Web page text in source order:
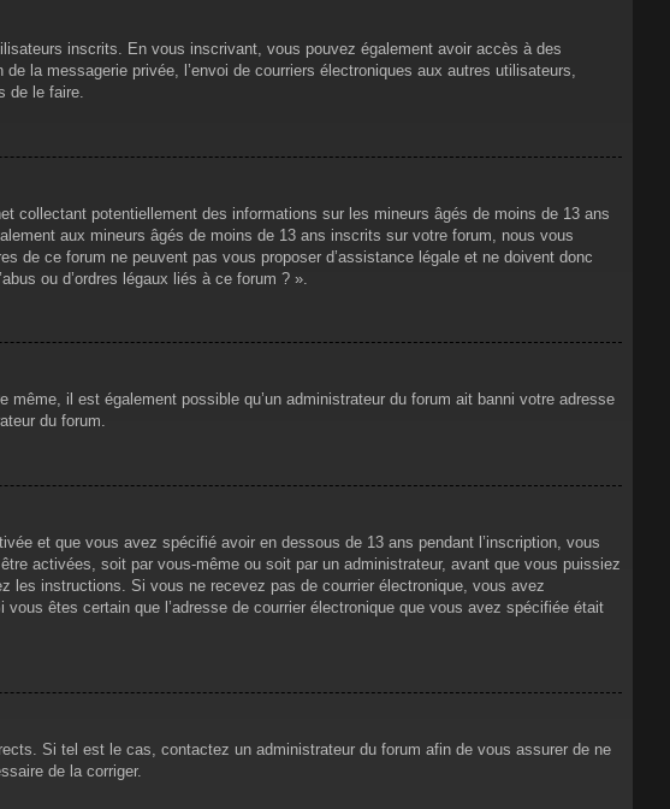
inscrits. En vous inscrivant, vous pouvez également avoir accès à des
la messagerie privée, l’envoi de courriers électroniques aux autres utilisateurs,
de le faire.
collectant potentiellement des informations sur les mineurs âgés de moins de 13 ans
aux mineurs âgés de moins de 13 ans inscrits sur votre forum, nous vous
de ce forum ne peuvent pas vous proposer d’assistance légale et ne doivent donc
ou d’ordres légaux liés à ce forum ? ».
il est également possible qu’un administrateur du forum ait banni votre adresse
du forum.
et que vous avez spécifié avoir en dessous de 13 ans pendant l’inscription, vous
activées, soit par vous-même ou soit par un administrateur, avant que vous puissiez
les instructions. Si vous ne recevez pas de courrier électronique, vous avez
êtes certain que l’adresse de courrier électronique que vous avez spécifiée était
Si tel est le cas, contactez un administrateur du forum afin de vous assurer de ne
de la corriger.